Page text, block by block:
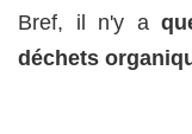
Bref, il n'y a
déchets